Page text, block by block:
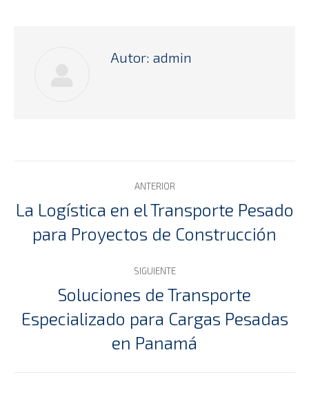
Autor: admin
Navegación
entre
publicaciones
ANTERIOR
Publicación
anterior:
La Logística en el Transporte Pesado
para Proyectos de Construcción
SIGUIENTE
Publicación
siguiente:
Soluciones de Transporte
Especializado para Cargas Pesadas
en Panamá